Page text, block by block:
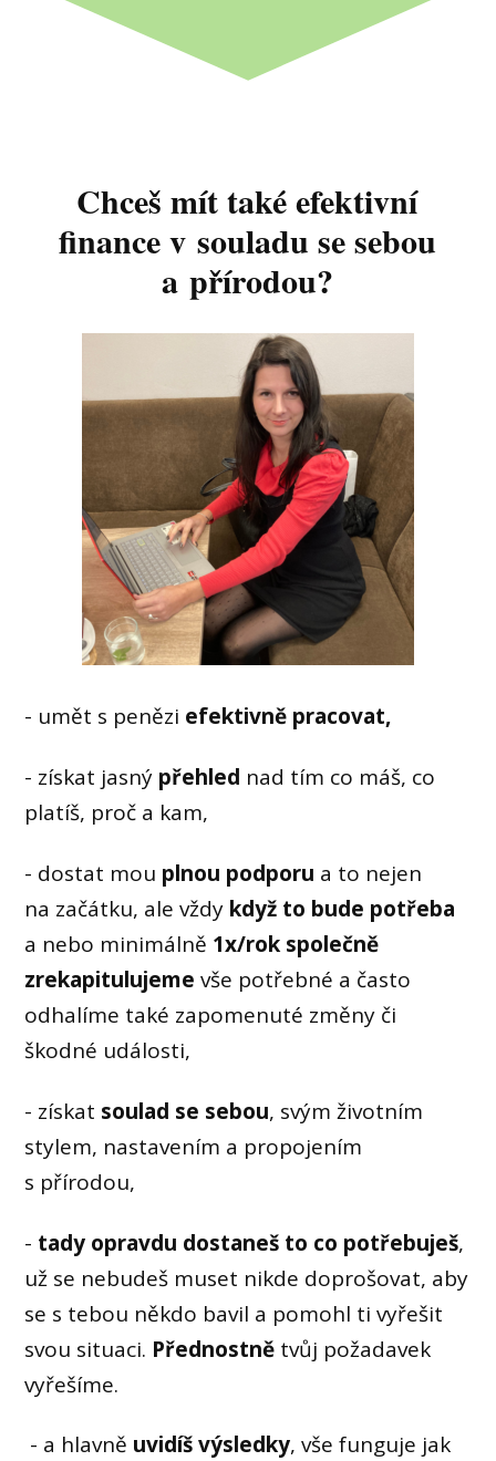
Chceš mít také efektivní
finance v souladu se sebou
a přírodou?
- umět s penězi efektivně pracovat,
- získat jasný přehled nad tím co máš, co
platíš, proč a kam,
- dostat mou plnou podporu a to nejen
na začátku, ale vždy když to bude potřeba
a nebo minimálně 1x/rok společně
zrekapitulujeme vše potřebné a často
odhalíme také zapomenuté změny či
škodné události,
- získat soulad se sebou, svým životním
stylem, nastavením a propojením
s přírodou,
- tady opravdu dostaneš to co potřebuješ,
už se nebudeš muset nikde doprošovat, aby
se s tebou někdo bavil a pomohl ti vyřešit
svou situaci. Přednostně tvůj požadavek
vyřešíme.
- a hlavně uvidíš výsledky, vše funguje jak